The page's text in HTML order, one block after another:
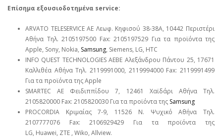
Επίσημα εξουσιοδοτημένα service:
ARVATO TELESERVICE ΑΕ Λεωφ. Κηφισού 38-38Α, 10442 Περιστέρι
Αθήνα Τηλ. 2105197500 Fax: 2105197529 Για τα προϊόντα της
Apple, Sony, Nokia, Samsung, Siemens, LG, HTC
INFO QUEST TECHNOLOGIES ΑΕΒΕ Αλεξάνδρου Πάντου 25, 17671
Καλλιθέα Αθήνα Τηλ. 2119991000, 2119994000 Fax: 2119991499
Για τα προϊόντα της Apple
SMARTEC ΑΕ Φειδιππίδου 7, 12461 Χαϊδάρι Αθήνα Τηλ.
2105820000 Fax: 2105820030 Για τα προϊόντα της Samsung
PROCORDIA Κριμαίας 7-9, 11526 Ν. Ψυχικό Αθήνα Τηλ.
2107777076 Fax: 2106929429 Για τα προϊόντα της
LG, Huawei, ΖΤΕ , Wiko, Allview.